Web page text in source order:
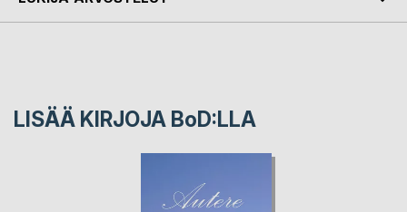
LISÄÄ KIRJOJA BoD:LLA